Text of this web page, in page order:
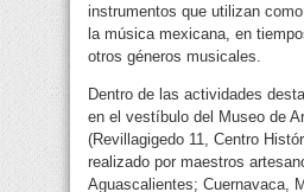
instrumentos que utilizan
la música mexicana, en
otros géneros musicales.
Dentro de las actividades
en el vestíbulo del Museo de
(Revillagigedo 11, Centro
realizado por maestros
Aguascalientes; Cuernavaca,